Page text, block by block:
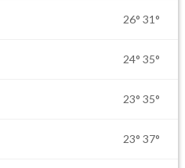
26° 31°
24° 35°
23° 35°
23° 37°